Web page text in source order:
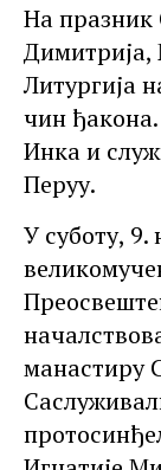
На празник
Димитрија,
Литургија
чин
Инка и
Перуу.
У суботу,
манастиру